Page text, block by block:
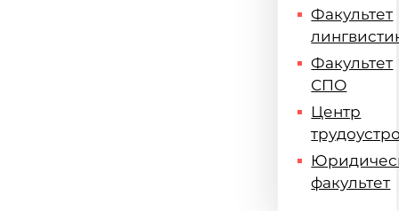
Факультет
Факультет
СПО
Центр
факультет